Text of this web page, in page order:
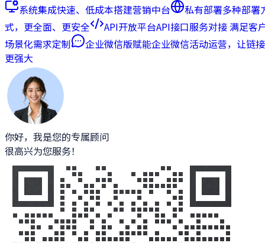
系统集成快速、低成本搭建营销中台 私有部署多种部署
式，更全面、更安全
API开放平台API接口服务对接 满足客
场景化需求定制
企业微信版赋能企业微信活动运营，让链接
更强大
你好，我是您的专属顾问
很高兴为您服务！